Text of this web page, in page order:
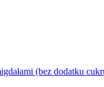
(bez dodatku